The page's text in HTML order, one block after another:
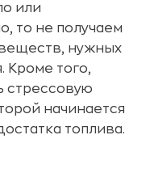
или
то не получаем
нужных
Кроме того,
стрессовую
начинается
топлива.